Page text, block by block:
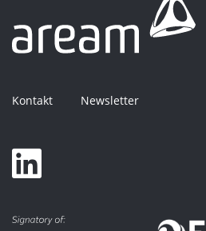
Kontakt Newsletter